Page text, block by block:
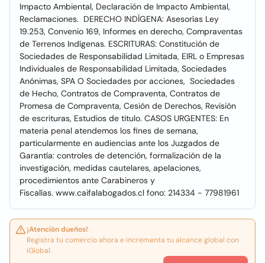
Impacto Ambiental, Declaración de Impacto Ambiental,
Reclamaciones. DERECHO INDÍGENA: Asesorías Ley
19.253, Convenio 169, Informes en derecho, Compraventas
de Terrenos Indígenas. ESCRITURAS: Constitución de
Sociedades de Responsabilidad Limitada, EIRL o Empresas
Individuales de Responsabilidad Limitada, Sociedades
Anónimas, SPA O Sociedades por acciones, Sociedades
de Hecho, Contratos de Compraventa, Contratos de
Promesa de Compraventa, Cesión de Derechos, Revisión
de escrituras, Estudios de titulo. CASOS URGENTES: En
materia penal atendemos los fines de semana,
particularmente en audiencias ante los Juzgados de
Garantía: controles de detención, formalización de la
investigación, medidas cautelares, apelaciones,
procedimientos ante Carabineros y
Fiscalías. www.caifalabogados.cl fono: 214334 - 77981961
¡Atención dueños!
Registra tu comercio ahora e incrementa tu alcance global con
iGlobal.